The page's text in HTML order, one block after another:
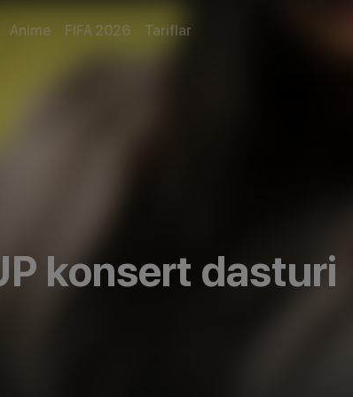
Anime FIFA 2026 Tariflar
konsert dasturi